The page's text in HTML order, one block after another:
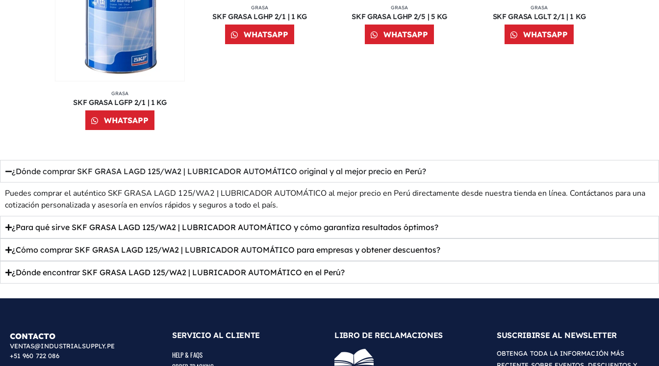
GRASA
SKF GRASA LGFP 2/1 | 1 KG
WHATSAPP
GRASA
SKF GRASA LGHP 2/1 | 1 KG
WHATSAPP
GRASA
SKF GRASA LGHP 2/5 | 5 KG
WHATSAPP
GRASA
SKF GRASA LGLT 2/1 | 1 KG
WHATSAPP
¿Dónde comprar SKF GRASA LAGD 125/WA2 | LUBRICADOR AUTOMÁTICO original y al mejor precio en Perú?
Puedes comprar el auténtico SKF GRASA LAGD 125/WA2 | LUBRICADOR AUTOMÁTICO al mejor precio en Perú directamente desde nuestra tienda en línea. Contáctanos para una
cotización personalizada y asesoría en envíos rápidos y seguros a todo el país.
¿Para qué sirve SKF GRASA LAGD 125/WA2 | LUBRICADOR AUTOMÁTICO y cómo garantiza resultados óptimos?
¿Cómo comprar SKF GRASA LAGD 125/WA2 | LUBRICADOR AUTOMÁTICO para empresas y obtener descuentos?
¿Dónde encontrar SKF GRASA LAGD 125/WA2 | LUBRICADOR AUTOMÁTICO en el Perú?
CONTACTO
VENTAS@INDUSTRIALSUPPLY.PE
+51 960 722 086
SERVICIO AL CLIENTE
HELP & FAQS
LIBRO DE RECLAMACIONES SUSCRIBIRSE AL NEWSLETTER
OBTENGA TODA LA INFORMACIÓN MÁS